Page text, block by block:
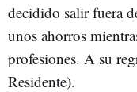
decidido salir fuera
unos ahorros
profesiones. A su
Residente).